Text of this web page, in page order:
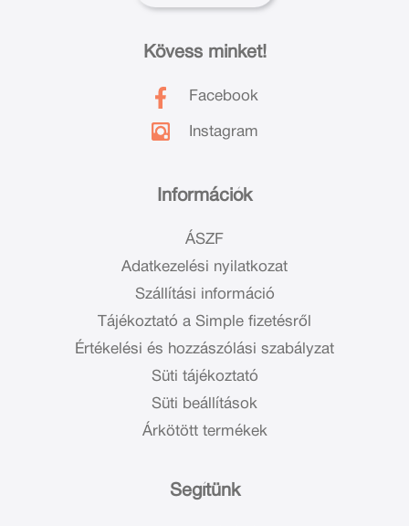
Információk
ÁSZF
Adatkezelési nyilatkozat
Szállítási információ
Tájékoztató a Simple fizetésről
Értékelési és hozzászólási szabályzat
Süti tájékoztató
Süti beállítások
Árkötött termékek
Segítünk
Kövess minket!
Facebook
Instagram